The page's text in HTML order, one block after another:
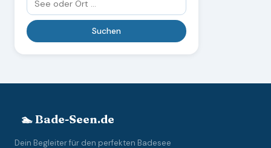
🏊 Bade-Seen.de
Dein Begleiter für den perfekten Badesee